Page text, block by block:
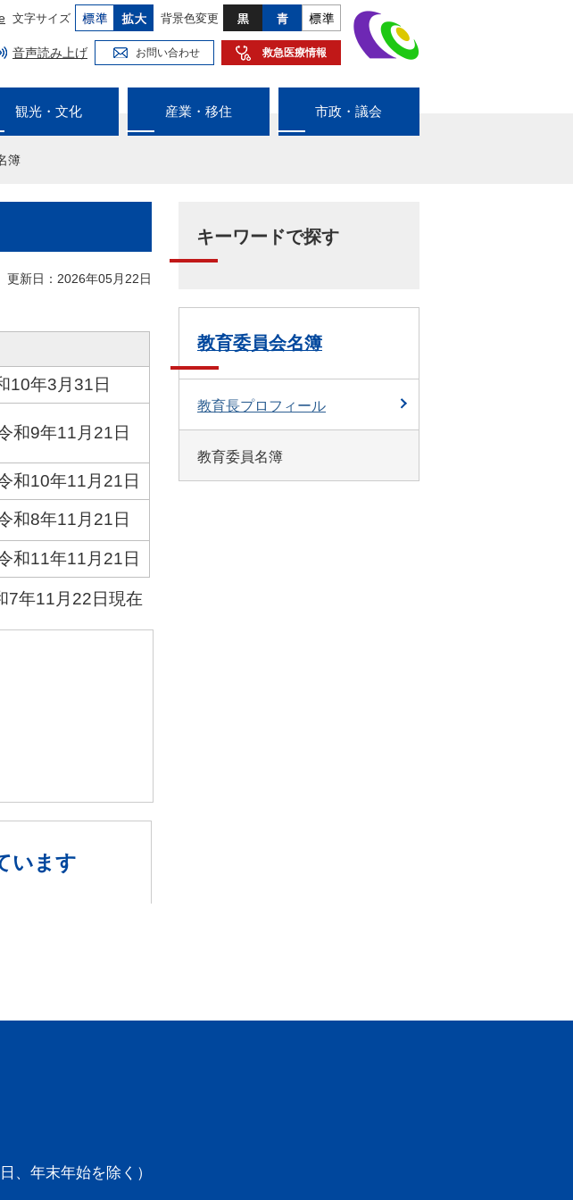
文字サイズ 背景色変更
音声読み上げ お問い合わせ 救急医療情報
観光・文化 産業・移住 市政・議会
簿
更新日：2026年05月22日
10年3月31日
和9年11月21日
和10年11月21日
和8年11月21日
和11年11月21日
7年11月22日現在
います
キーワードで探す
教育委員会名簿
教育長プロフィール
教育委員名簿
、年末年始を除く）